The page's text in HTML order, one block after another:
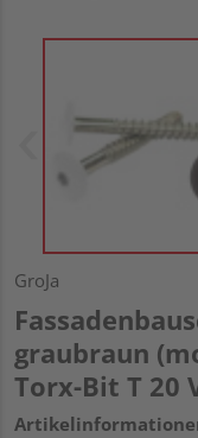
GroJa
graubraun
Torx-Bit T 20